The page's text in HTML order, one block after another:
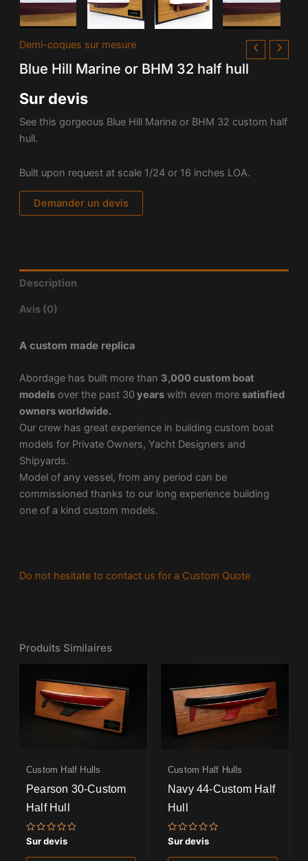
Demi-coques sur mesure
Blue Hill Marine or BHM 32 half hull
Sur devis
See this gorgeous Blue Hill Marine or BHM 32 custom half
hull.
Built upon request at scale 1/24 or 16 inches LOA.
Demander un devis
Description
Avis (0)
A custom made replica
Abordage has built more than 3,000 custom boat
modelsover the past 30 yearswith even more satisfied
owners worldwide.
Our crew has great experience in building custom boat
models for Private Owners, Yacht Designers and
Shipyards.
Model of any vessel, from any period can be
commissioned thanks to our long experience building
one of a kind custom models.
Do not hesitate to contact us for a Custom Quote
Produits Similaires
Custom Half Hulls
Pearson 30-Custom
Half Hull
Note
0
sur
Sur devis
Custom Half Hulls
Navy 44-Custom Half
Hull
Note
0
sur
Sur devis